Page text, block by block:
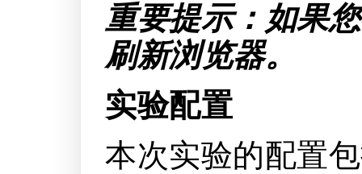
重要提示：如果
刷新浏览器。
实验配置
本次实验的配置